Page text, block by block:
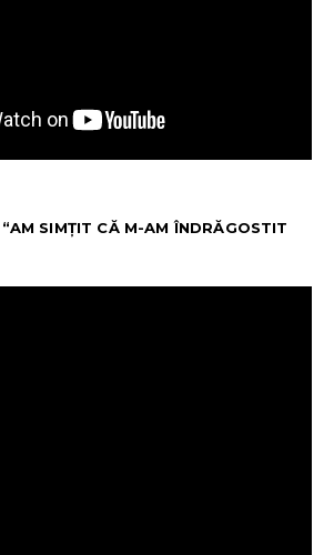
SIMȚIT CĂ M-AM ÎNDRĂGOSTIT